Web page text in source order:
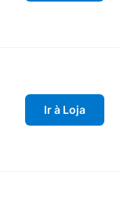
Ir à Loja